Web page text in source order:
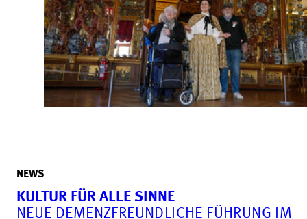
NEWS
KULTUR FÜR ALLE SINNE
NEUE DEMENZFREUNDLICHE FÜHRUNG IM